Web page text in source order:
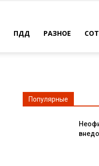
ПДД РАЗНОЕ
Популярные